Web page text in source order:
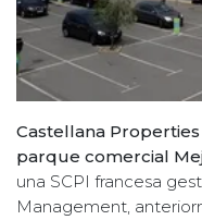
Castellana
parque comercial
una SCPI francesa
Management,